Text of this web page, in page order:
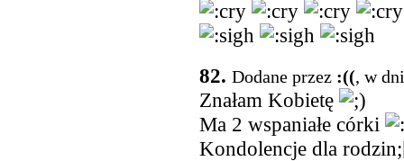
82. Dodane przez :((, w
Znałam Kobietę
Ma 2 wspaniałe córki
Kondolencje dla